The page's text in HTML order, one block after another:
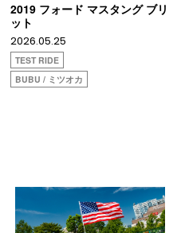
2019 フォード マスタング ブリ
ット
2026.05.25
TEST RIDE
BUBU / ミツオカ